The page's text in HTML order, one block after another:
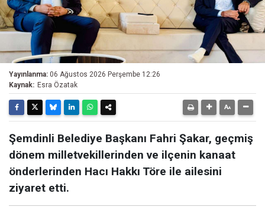
Yayınlanma: 06 Ağustos 2026 Perşembe 12:26
Kaynak: Esra Özatak
Şemdinli Belediye Başkanı Fahri Şakar, geçmiş
dönem milletvekillerinden ve ilçenin kanaat
önderlerinden Hacı Hakkı Töre ile ailesini
ziyaret etti.